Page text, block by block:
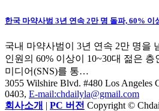
한국 마약사범 3년 연속 2만 명 돌파, 60% 이
국내 마약사범이 3년 연속 2만 명을
인원의 60% 이상이 10~30대 젊은
미디어(SNS)를 통…
3055 Wilshire Blvd. #480 Los Angeles
0403, E-mail:chdailyla@gmail.com
회사소개 | PC 버전 Copyright ©